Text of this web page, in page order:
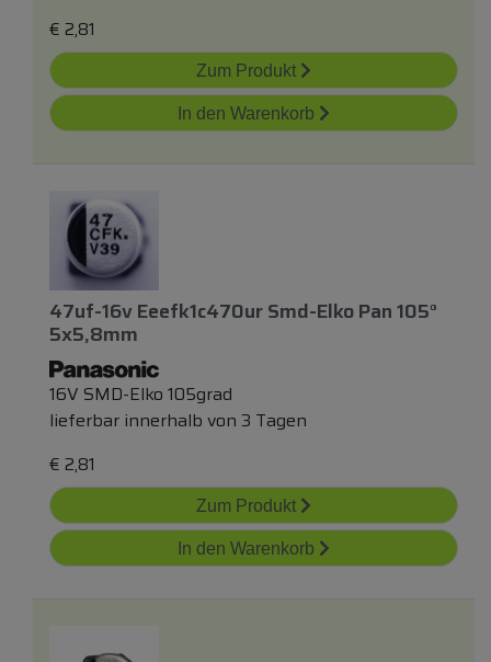
€ 2,81
Zum Produkt
In den Warenkorb
47uf-16v Eeefk1c470ur Smd-Elko Pan 105°
5x5,8mm
16V SMD-Elko 105grad
lieferbar innerhalb von 3 Tagen
€ 2,81
Zum Produkt
In den Warenkorb